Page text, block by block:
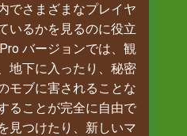
でさまざまなプレイヤ
いるかを見るのに役立
バージョンでは、観
地下に入ったり、秘密
モブに害されることな
ることが完全に自由で
見つけたり、新しいマ